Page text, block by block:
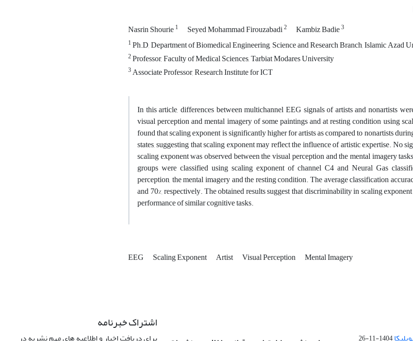
Nasrin Shourie1 Seyed Mohammad Firouzabadi2 Kambiz Badie3
1Ph.D, Department of Biomedical Engineering, Science and Research Branch, Islamic Azad
2Professor, Faculty of Medical Sciences, Tarbiat Modares University
3Associate Professor, Research Institute for ICT
In this article, differences between multichannel EEG signals of artists and nonartists
visual perception and mental imagery of some paintings and at resting condition using
found that scaling exponent is significantly higher for artists as compared to nonartists
states, suggesting that scaling exponent may reflect the influence of artistic expertise. No
scaling exponent was observed between the visual perception and the mental imagery
groups were classified using scaling exponent of channel C4 and Neural Gas
perception, the mental imagery and the resting condition. The average classification
and 70%, respectively. The obtained results suggest that discriminability in scaling
performance of similar cognitive tasks.
EEG Scaling Exponent Artist Visual Perception
Mental Imagery
1404-11-26
اشتراک خبرنامه
برای دریافت اخبار و اطلاعیه های مهم نشریه در